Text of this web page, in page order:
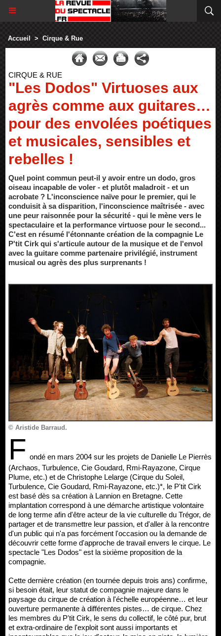
Accueil > Cirque & Rue
CIRQUE & RUE
"Les Dodos" Virtuoses aux
agrès comme aux guitares…
pour des envolées poétiques
et musicales, sensibles et
rebelles !
Quel point commun peut-il y avoir entre un dodo, gros
oiseau incapable de voler - et plutôt maladroit - et un
acrobate ? L'inconscience naïve pour le premier, qui le
conduisit à sa disparition, l'inconscience maîtrisée - avec
une peur raisonnée pour la sécurité - qui le mène vers le
spectaculaire et la performance virtuose pour le second...
C'est en résumé l'étonnante création de la compagnie Le
P'tit Cirk qui s'articule autour de la musique et de l'envol
avec la guitare comme partenaire privilégié, instrument
musical ou agrès des plus surprenants !
© Aristide Barraud.
F ondé en mars 2004 sur les projets de Danielle Le Pierrès
(Archaos, Turbulence, Cie Goudard, Rmi-Rayazone, Cirque
Plume, etc.) et de Christophe Lelarge (Cirque du Soleil,
Turbulence, Cie Goudard, Rmi-Rayazone, etc.)*, le P'tit Cirk
est basé dès sa création à Lannion en Bretagne. Cette
implantation correspond à une démarche artistique volontaire
de long terme afin d'être acteur de la vie culturelle du Trégor, de
partager et de transmettre leur passion, et d'aller à la rencontre
d'un public qui n'a pas forcément l'occasion ou la demande de
découvrir cette forme d'approche de travail envers le cirque. Le
spectacle "Les Dodos" est la sixième proposition de la
compagnie.
Cette dernière création (en tournée depuis trois ans) confirme,
si besoin était, leur statut de compagnie majeure dans le
paysage du cirque de création à l'échelle européenne… et leur
ouverture permanente à différentes pistes… de cirque. Chez
les membres du P'tit Cirk, le sens du collectif, le côté pur, brut
et extra-ordinaire de l'exploit sont aussi importants et